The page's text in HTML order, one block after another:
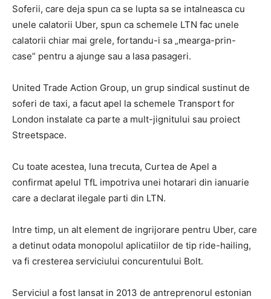
Soferii, care deja spun ca se lupta sa se intalneasca cu
unele calatorii Uber, spun ca schemele LTN fac unele
calatorii chiar mai grele, fortandu-i sa „mearga-prin-
case” pentru a ajunge sau a lasa pasageri.
United Trade Action Group, un grup sindical sustinut de
soferi de taxi, a facut apel la schemele Transport for
London instalate ca parte a mult-jignitului sau proiect
Streetspace.
Cu toate acestea, luna trecuta, Curtea de Apel a
confirmat apelul TfL impotriva unei hotarari din ianuarie
care a declarat ilegale parti din LTN.
Intre timp, un alt element de ingrijorare pentru Uber, care
a detinut odata monopolul aplicatiilor de tip ride-hailing,
va fi cresterea serviciului concurentului Bolt.
Serviciul a fost lansat in 2013 de antreprenorul estonian